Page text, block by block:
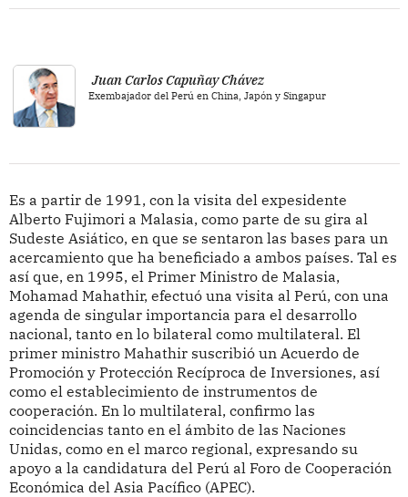
Juan Carlos Capuñay Chávez
Exembajador del Perú en China, Japón y Singapur
Es a partir de 1991, con la visita del expesidente
Alberto Fujimori a Malasia, como parte de su gira al
Sudeste Asiático, en que se sentaron las bases para un
acercamiento que ha beneficiado a ambos países. Tal es
así que, en 1995, el Primer Ministro de Malasia,
Mohamad Mahathir, efectuó una visita al Perú, con una
agenda de singular importancia para el desarrollo
nacional, tanto en lo bilateral como multilateral. El
primer ministro Mahathir suscribió un Acuerdo de
Promoción y Protección Recíproca de Inversiones, así
como el establecimiento de instrumentos de
cooperación. En lo multilateral, confirmo las
coincidencias tanto en el ámbito de las Naciones
Unidas, como en el marco regional, expresando su
apoyo a la candidatura del Perú al Foro de Cooperación
Económica del Asia Pacífico (APEC).